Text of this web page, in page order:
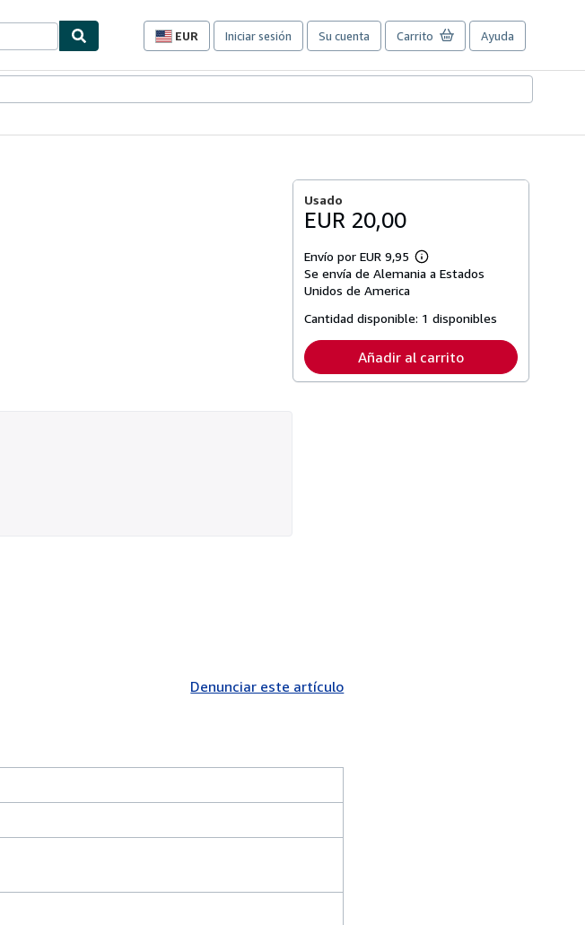
EUR
Preferencias
compra
sitio.
Iniciar sesión Su cuenta Carrito Ayuda
Usado
EUR 20,00
Envío por EUR 9,95
Más
información
tarifas
envío
Se envía de Alemania a Estados
Unidos de America
Cantidad disponible: 1 disponibles
Añadir al carrito
Denunciar este artículo